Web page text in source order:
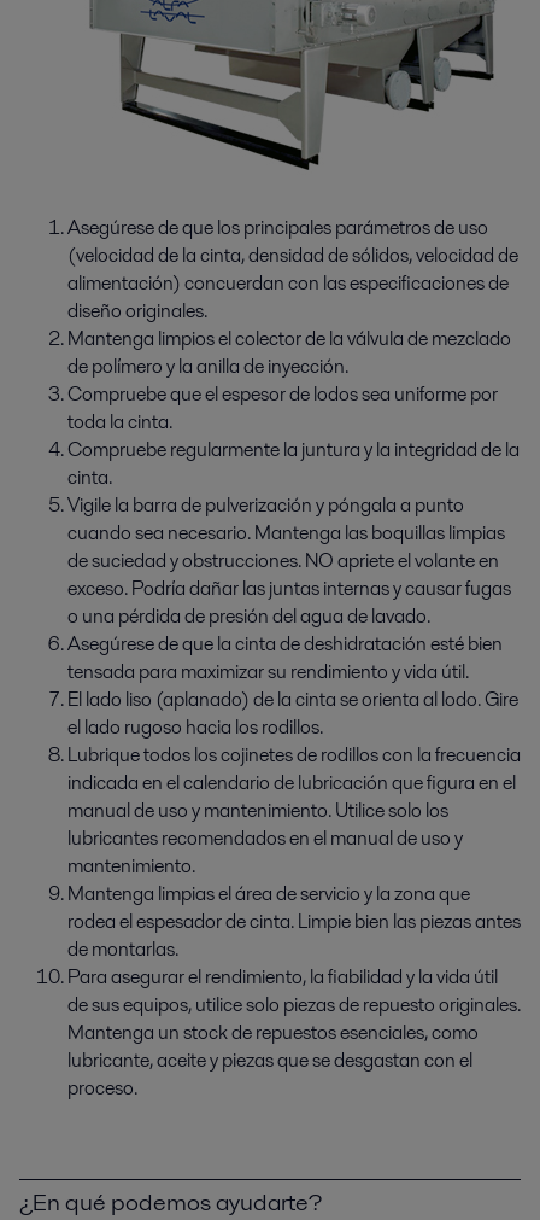
Asegúrese de que los principales parámetros de uso
(velocidad de la cinta, densidad de sólidos, velocidad de
alimentación) concuerdan con las especificaciones de
diseño originales.
Mantenga limpios el colector de la válvula de mezclado
de polímero y la anilla de inyección.
Compruebe que el espesor de lodos sea uniforme por
toda la cinta.
Compruebe regularmente la juntura y la integridad de la
cinta.
Vigile la barra de pulverización y póngala a punto
cuando sea necesario. Mantenga las boquillas limpias
de suciedad y obstrucciones. NO apriete el volante en
exceso. Podría dañar las juntas internas y causar fugas
o una pérdida de presión del agua de lavado.
Asegúrese de que la cinta de deshidratación esté bien
tensada para maximizar su rendimiento y vida útil.
El lado liso (aplanado) de la cinta se orienta al lodo. Gire
el lado rugoso hacia los rodillos.
Lubrique todos los cojinetes de rodillos con la frecuencia
indicada en el calendario de lubricación que figura en el
manual de uso y mantenimiento. Utilice solo los
lubricantes recomendados en el manual de uso y
mantenimiento.
Mantenga limpias el área de servicio y la zona que
rodea el espesador de cinta. Limpie bien las piezas antes
de montarlas.
Para asegurar el rendimiento, la fiabilidad y la vida útil
de sus equipos, utilice solo piezas de repuesto originales.
Mantenga un stock de repuestos esenciales, como
lubricante, aceite y piezas que se desgastan con el
proceso.
¿En qué podemos ayudarte?